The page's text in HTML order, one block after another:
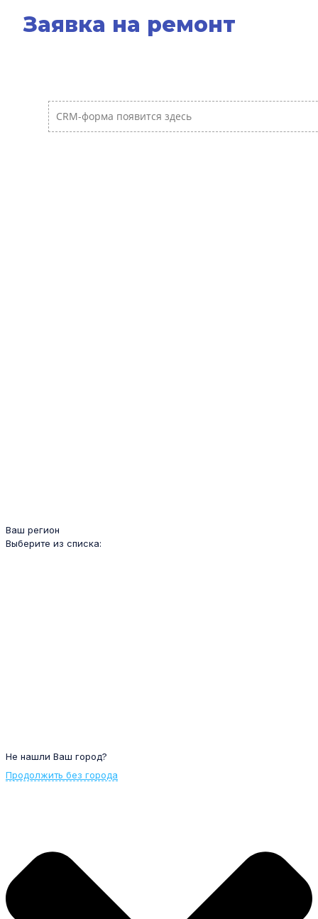
Заявка на ремонт
Ваш регион
Выберите из списка:
Не нашли Ваш город?
Продолжить без города